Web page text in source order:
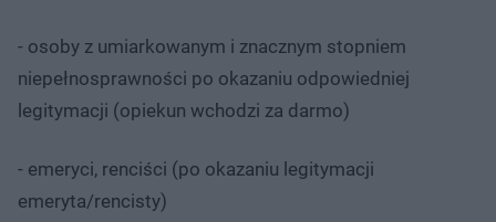
- osoby z umiarkowanym i znacznym stopniem
niepełnosprawności po okazaniu odpowiedniej
legitymacji (opiekun wchodzi za darmo)
- emeryci, renciści (po okazaniu legitymacji
emeryta/rencisty)